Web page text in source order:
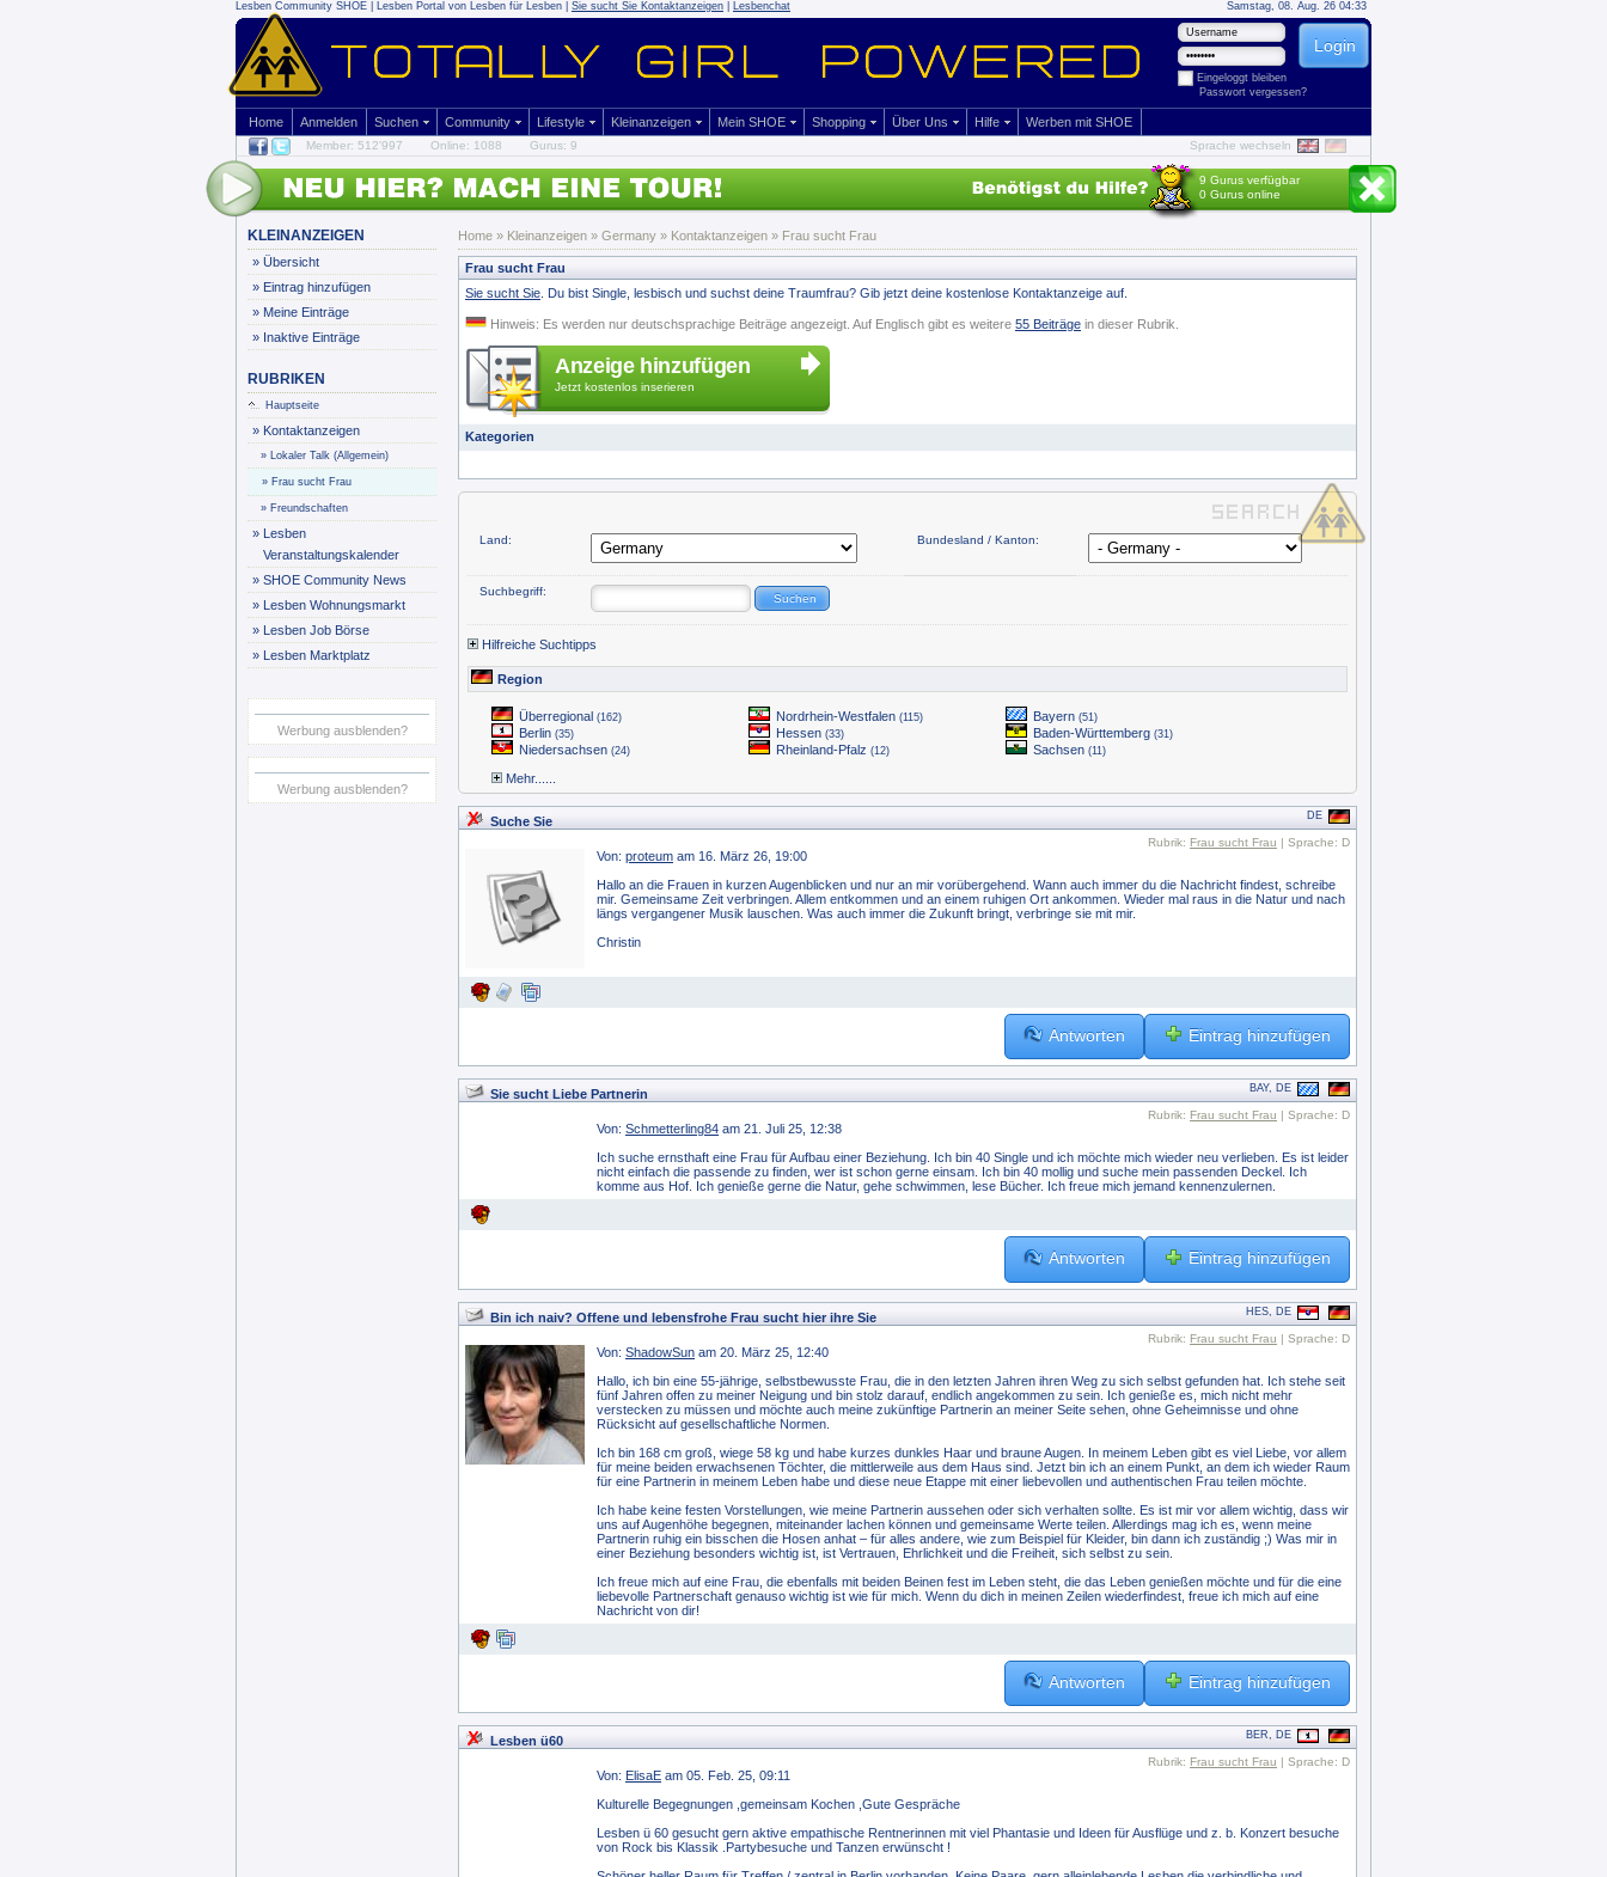
Lesben Community SHOE | Lesben Portal von Lesben für Lesben | Sie sucht Sie Kontaktanzeigen Lesbenchat Samstag, 08. Aug. 26 04:33
Eingeloggt bleiben
Passwort vergessen?
Home Anmelden Suchen Community Lifestyle Kleinanzeigen Mein SHOE Shopping Über Uns Hilfe Werben mit SHOE
Member: 512'997 Online: 1088 Gurus: 9 Sprache wechseln
9 Gurus verfügbar
0 Gurus online
KLEINANZEIGEN
» Übersicht
» Eintrag hinzufügen
» Meine Einträge
» Inaktive Einträge
RUBRIKEN
Hauptseite
» Kontaktanzeigen
» Lokaler Talk (Allgemein)
» Frau sucht Frau
» Freundschaften
» Lesben
Veranstaltungskalender
» SHOE Community News
» Lesben Wohnungsmarkt
» Lesben Job Börse
» Lesben Marktplatz
Werbung ausblenden?
Werbung ausblenden?
Home » Kleinanzeigen » Germany » Kontaktanzeigen » Frau sucht Frau
Frau sucht Frau
Sie sucht Sie . Du bist Single, lesbisch und suchst deine Traumfrau? Gib jetzt deine kostenlose Kontaktanzeige auf.
Hinweis: Es werden nur deutschsprachige Beiträge angezeigt. Auf Englisch gibt es weitere 55 Beiträge in dieser Rubrik.
Anzeige hinzufügen
Jetzt kostenlos inserieren
Kategorien
Land: Bundesland / Kanton:
Suchbegriff:
Hilfreiche Suchtipps
Region
Überregional (162) Nordrhein-Westfalen (115) Bayern (51)
Berlin (35) Hessen (33) Baden-Württemberg (31)
Niedersachsen (24) Rheinland-Pfalz (12) Sachsen (11)
Mehr......
Suche Sie DE
Rubrik: Frau sucht Frau | Sprache: D
Von: proteum am 16. März 26, 19:00
Hallo an die Frauen in kurzen Augenblicken und nur an mir vorübergehend. Wann auch immer du die Nachricht findest, schreibe
mir. Gemeinsame Zeit verbringen. Allem entkommen und an einem ruhigen Ort ankommen. Wieder mal raus in die Natur und nach
längs vergangener Musik lauschen. Was auch immer die Zukunft bringt, verbringe sie mit mir.
Christin
Antworten Eintrag hinzufügen
Sie sucht Liebe Partnerin BAY, DE
Rubrik: Frau sucht Frau | Sprache: D
Von: Schmetterling84 am 21. Juli 25, 12:38
Ich suche ernsthaft eine Frau für Aufbau einer Beziehung. Ich bin 40 Single und ich möchte mich wieder neu verlieben. Es ist leider
nicht einfach die passende zu finden, wer ist schon gerne einsam. Ich bin 40 mollig und suche mein passenden Deckel. Ich
komme aus Hof. Ich genieße gerne die Natur, gehe schwimmen, lese Bücher. Ich freue mich jemand kennenzulernen.
Antworten Eintrag hinzufügen
Bin ich naiv? Offene und lebensfrohe Frau sucht hier ihre Sie HES, DE
Rubrik: Frau sucht Frau | Sprache: D
Von: ShadowSun am 20. März 25, 12:40
Hallo, ich bin eine 55-jährige, selbstbewusste Frau, die in den letzten Jahren ihren Weg zu sich selbst gefunden hat. Ich stehe seit
fünf Jahren offen zu meiner Neigung und bin stolz darauf, endlich angekommen zu sein. Ich genieße es, mich nicht mehr
verstecken zu müssen und möchte auch meine zukünftige Partnerin an meiner Seite sehen, ohne Geheimnisse und ohne
Rücksicht auf gesellschaftliche Normen.
Ich bin 168 cm groß, wiege 58 kg und habe kurzes dunkles Haar und braune Augen. In meinem Leben gibt es viel Liebe, vor allem
für meine beiden erwachsenen Töchter, die mittlerweile aus dem Haus sind. Jetzt bin ich an einem Punkt, an dem ich wieder Raum
für eine Partnerin in meinem Leben habe und diese neue Etappe mit einer liebevollen und authentischen Frau teilen möchte.
Ich habe keine festen Vorstellungen, wie meine Partnerin aussehen oder sich verhalten sollte. Es ist mir vor allem wichtig, dass wir
uns auf Augenhöhe begegnen, miteinander lachen können und gemeinsame Werte teilen. Allerdings mag ich es, wenn meine
Partnerin ruhig ein bisschen die Hosen anhat – für alles andere, wie zum Beispiel für Kleider, bin dann ich zuständig ;) Was mir in
einer Beziehung besonders wichtig ist, ist Vertrauen, Ehrlichkeit und die Freiheit, sich selbst zu sein.
Ich freue mich auf eine Frau, die ebenfalls mit beiden Beinen fest im Leben steht, die das Leben genießen möchte und für die eine
liebevolle Partnerschaft genauso wichtig ist wie für mich. Wenn du dich in meinen Zeilen wiederfindest, freue ich mich auf eine
Nachricht von dir!
Antworten Eintrag hinzufügen
Lesben ü60 BER, DE
Rubrik: Frau sucht Frau | Sprache: D
Von: ElisaE am 05. Feb. 25, 09:11
Kulturelle Begegnungen ,gemeinsam Kochen ,Gute Gespräche
Lesben ü 60 gesucht gern aktive empathische Rentnerinnen mit viel Phantasie und Ideen für Ausflüge und z. b. Konzert besuche
von Rock bis Klassik .Partybesuche und Tanzen erwünscht !